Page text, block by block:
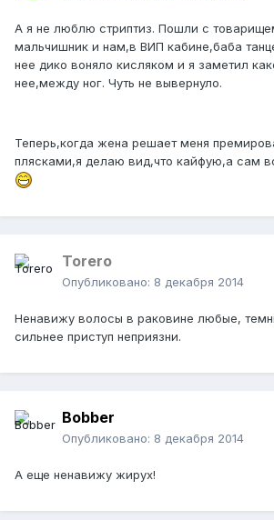
А я не люблю стриптиз. Пошли с
мальчишник и нам,в ВИП кабине,баба
нее дико воняло кисляком и я заметил
нее,между ног. Чуть не вывернуло.
Теперь,когда жена решает меня
плясками,я делаю вид,что кайфую,а сам
Тоrero
Опубликовано: 8 декабря 2014
Ненавижу волосы в раковине любые,
сильнее приступ неприязни.
Bobber
Опубликовано: 8 декабря 2014
А еще ненавижу жирух!